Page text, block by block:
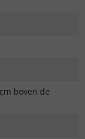
boven de